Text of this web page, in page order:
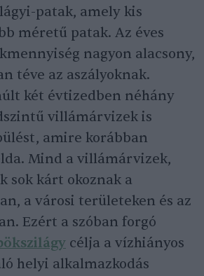
patak, amely kis
méretű patak. Az éves
nagyon alacsony,
téve az aszályoknak.
két évtizedben néhány
villámárvizek is
amire korábban
Mind a villámárvizek,
sok kárt okoznak a
a városi területeken és az
Ezért a szóban forgó
célja a vízhiányos
helyi alkalmazkodás